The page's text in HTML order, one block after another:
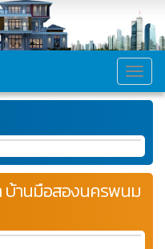
MENU
บ้านมือสองนครพนม